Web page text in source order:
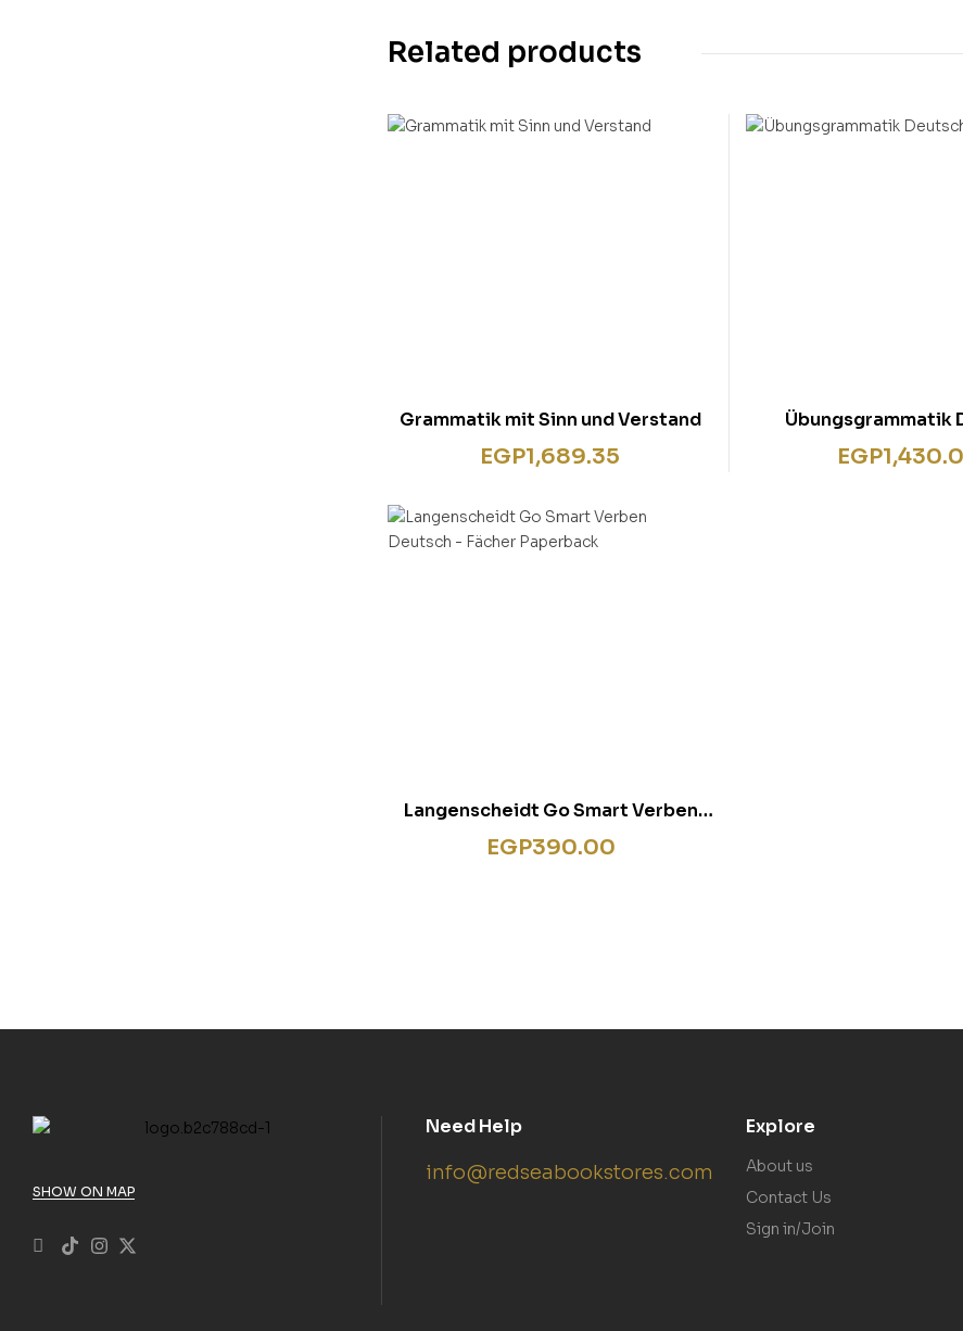
Related products
Grammatik mit Sinn und Verstand
EGP1,689.35
Übungsgrammatik
EGP
Langenscheidt Go Smart Verben
Deutsch – Fächer Paperback
EGP390.00
SHOW ON MAP
Need Help
info@redseabookstores.com
Explore
About us
Contact Us
Sign in/Join